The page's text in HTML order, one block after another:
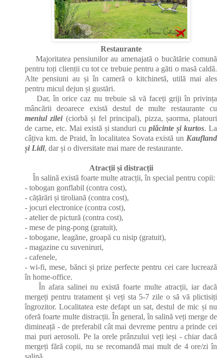
Restaurante
Majoritatea pensiunilor au amenajată o bucătărie comună
pentru toți clienții cu tot ce trebuie pentru a găti o masă caldă.
Alte pensiuni au și în cameră o kitchinetă, utilă mai ales
pentru micul dejun și gustări.
Dar, în orice caz nu trebuie să vă faceți griji în privința
mâncării deoarece există destul de multe restaurante cu
meniul zilei(ciorbă și fel principal), pizza, șaorma, platouri
de carne, etc. Mai există și standuri cuplăcinte și kurtos. La
câțiva km. de Praid, în localitatea Sovata există un Kaufland
și Lidl, dar și o diversitate mai mare de restaurante.
Atracții și distracții
În salină există foarte multe atracții, în special pentru copii:
- tobogan gonflabil (contra cost),
- cățărări și tiroliană (contra cost),
- jocuri electronice (contra cost),
- atelier de pictură (contra cost),
- mese de ping-pong (gratuit),
- tobogane, leagăne, groapă cu nisip (gratuit),
- magazine cu suveniruri,
- cafenele,
- wi-fi, mese, bănci și prize perfecte pentru cei care lucrează
în home-office.
În afara salinei nu există foarte multe atracții, iar dacă
mergeți pentru tratament și veți sta 5-7 zile o să vă plictisiți
îngrozitor. Localitatea este defapt un sat, destul de mic și nu
oferă foarte multe distracții. În general, în salină veți merge de
dimineață - de preferabil cât mai devreme pentru a prinde cei
mai puri aerosoli. Pe la orele prânzului veți ieși - chiar dacă
mergeți fără copii, nu se recomandă mai mult de 4 ore/zi în
salină.